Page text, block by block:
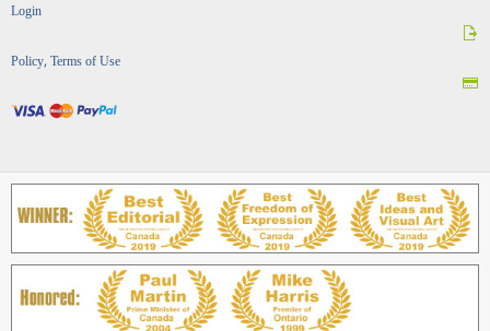
Login
Policy, Terms of Use